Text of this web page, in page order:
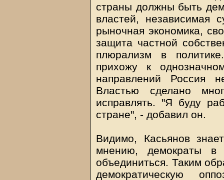
страны должны быть
властей, независимая
рыночная экономика,
защита частной
плюрализм в
прихожу к
направлений Россия
Властью сделано
исправлять. "Я буду
стране", - добавил он.
Видимо, Касьянов
мнению, демократы в
объединиться. Таким
демократическую